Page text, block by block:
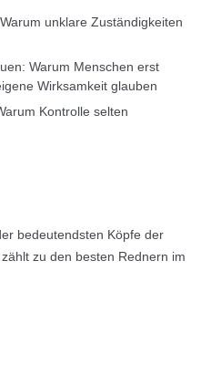
unklare Zuständigkeiten
Warum Menschen erst
Wirksamkeit glauben
Kontrolle selten
bedeutendsten Köpfe der
zu den besten Rednern im